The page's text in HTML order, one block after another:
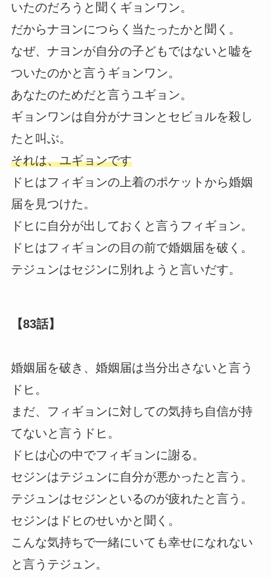
いたのだろうと聞くギョンワン。
だからナヨンにつらく当たったかと聞く。
なぜ、ナヨンが自分の子どもではないと嘘を
ついたのかと言うギョンワン。
あなたのためだと言うユギョン。
ギョンワンは自分がナヨンとセビョルを殺し
たと叫ぶ。
それは、ユギョンです
ドヒはフィギョンの上着のポケットから婚姻
届を見つけた。
ドヒに自分が出しておくと言うフィギョン。
ドヒはフィギョンの目の前で婚姻届を破く。
テジュンはセジンに別れようと言いだす。
【83話】
婚姻届を破き、婚姻届は当分出さないと言う
ドヒ。
まだ、フィギョンに対しての気持ち自信が持
てないと言うドヒ。
ドヒは心の中でフィギョンに謝る。
セジンはテジュンに自分が悪かったと言う。
テジュンはセジンといるのが疲れたと言う。
セジンはドヒのせいかと聞く。
こんな気持ちで一緒にいても幸せになれない
と言うテジュン。